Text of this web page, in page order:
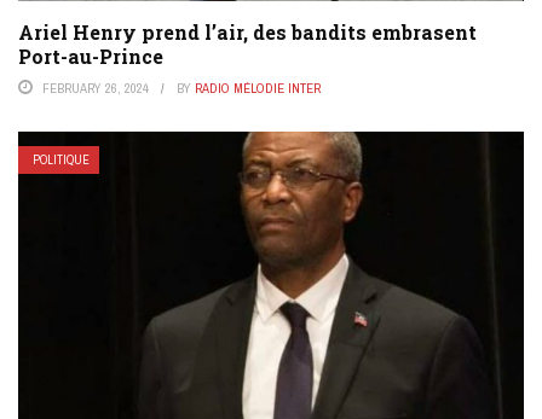
Ariel Henry prend l’air, des bandits embrasent
Port-au-Prince
FEBRUARY 26, 2024 BY RADIO MÉLODIE INTER
POLITIQUE